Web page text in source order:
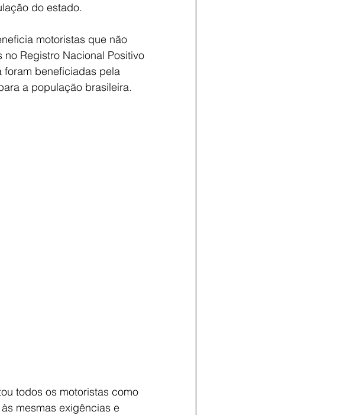
do estado.
motoristas que não
Registro Nacional Positivo
foram beneficiadas pela
a população brasileira.
todos os motoristas como
mesmas exigências e